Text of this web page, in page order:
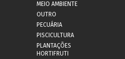
MEIO AMBIENTE
OUTRO
PECUÁRIA
PISCICULTURA
PLANTAÇÕES
HORTIFRUTI